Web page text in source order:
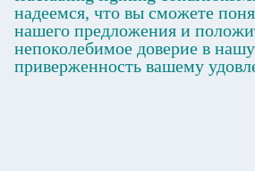
надеемся, что вы сможете
нашего предложения и
непоколебимое доверие в
приверженность вашему